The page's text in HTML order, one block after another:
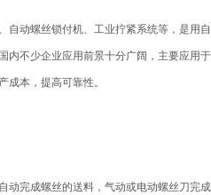
自动螺丝锁付机、工业拧紧系统等，是
内不少企业应用前景十分广阔，主要应
成本，提高可靠性。
动完成螺丝的送料，气动或电动螺丝刀完